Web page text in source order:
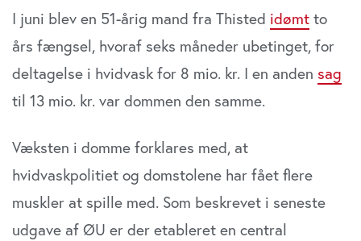
I juni blev en 51-årig mand fra Thisted idømt to
års fængsel, hvoraf seks måneder ubetinget, for
deltagelse i hvidvask for 8 mio. kr. I en anden sag
til 13 mio. kr. var dommen den samme.
Væksten i domme forklares med, at
hvidvaskpolitiet og domstolene har fået flere
muskler at spille med. Som beskrevet i seneste
udgave af ØU er der etableret en central